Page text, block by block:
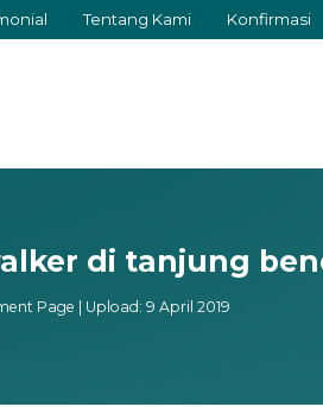
Tentang Kami Konfirmasi
di tanjung
Page | Upload: 9 April 2019